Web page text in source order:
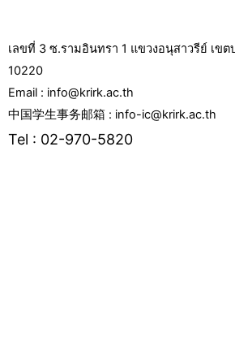
เลขที่ 3 ซ.รามอินทรา 1 แขวงอนุสาวรีย์ เขต
10220
Email : info@krirk.ac.th
中国学生事务邮箱 : info-ic@krirk.ac.th
Tel : 02-970-5820